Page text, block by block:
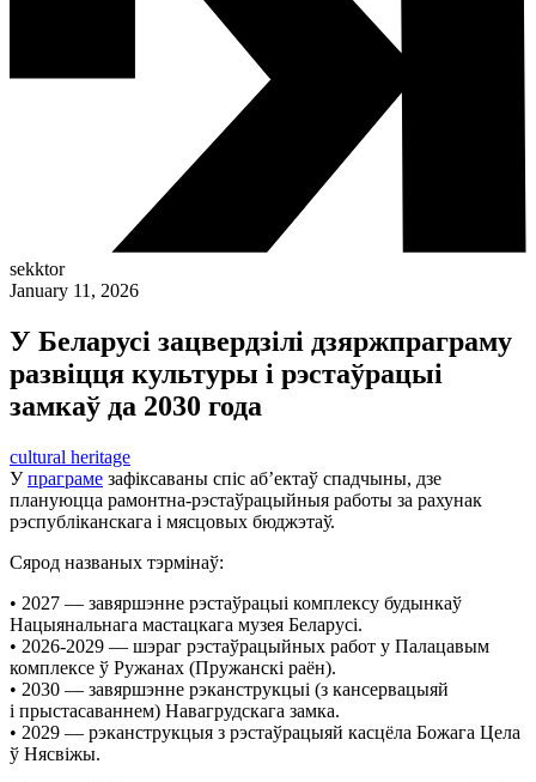
sekktor
January 11, 2026
У Беларусі зацвердзілі дзяржпраграму
развіцця культуры і рэстаўрацыі
замкаў да 2030 года
cultural heritage
Упраграме зафіксаваны спіс аб’ектаў спадчыны, дзе
плануюцца рамонтна-рэстаўрацыйныя работы за рахунак
рэспубліканскага і мясцовых бюджэтаў.
Сярод названых тэрмінаў:
• 2027 — завяршэнне рэстаўрацыі комплексу будынкаў
Нацыянальнага мастацкага музея Беларусі.
• 2026-2029 — шэраг рэстаўрацыйных работ у Палацавым
комплексе ў Ружанах (Пружанскі раён).
• 2030 — завяршэнне рэканструкцыі (з кансервацыяй
і прыстасаваннем) Навагрудскага замка.
• 2029 — рэканструкцыя з рэстаўрацыяй касцёла Божага Цела
ў Нясвіжы.